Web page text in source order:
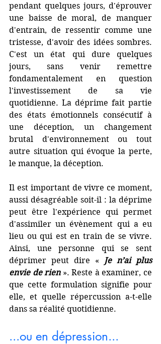
pendant quelques jours, d'éprouver
une baisse de moral, de manquer
d'entrain, de ressentir comme une
tristesse, d'avoir des idées sombres.
C'est un état qui dure quelques
jours, sans venir remettre
fondamentalement en question
l'investissement de sa vie
quotidienne. La déprime fait partie
des états émotionnels consécutif à
une déception, un changement
brutal d'environnement ou tout
autre situation qui évoque la perte,
le manque, la déception.
Il est important de vivre ce moment,
aussi désagréable soit-il : la déprime
peut être l'expérience qui permet
d'assimiler un évènement qui a eu
lieu ou qui est en train de se vivre.
Ainsi, une personne qui se sent
déprimer peut dire «
Je n’ai plus
envie de rien ». Reste à examiner, ce
que cette formulation signifie pour
elle, et quelle répercussion a-t-elle
dans sa réalité quotidienne.
...ou en dépression...